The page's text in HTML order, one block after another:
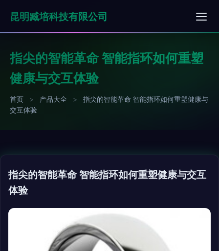
昆明臧培科技有限公司
指尖的智能革命 智能指环如何重塑
健康与交互体验
首页 > 产品大全 >
指尖的智能革命 智能指环如何重塑健康与
交互体验
指尖的智能革命 智能指环如何重塑健康与交互
体验